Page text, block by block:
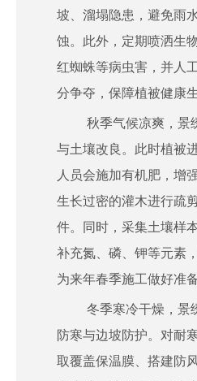
坡、溜塌隐患，避免雨
蚀。此外，定期喷洒生
红蜘蛛等病虫害，并人
分争夺，保障植被健康生
秋季气候凉爽，景
与土壤改良。此时植被
人员会施加有机肥，增
生长过密的灌木进行疏
件。同时，采集土壤样
补充氮、磷、钾等元素
为来年春季施工做好准备
冬季寒冷干燥，景
防寒与边坡防护。对耐
取覆盖保温膜、搭建防